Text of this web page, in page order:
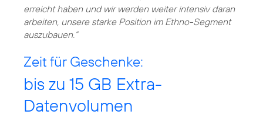
erreicht haben und wir werden weiter intensiv daran
arbeiten, unsere starke Position im Ethno-Segment
auszubauen.“
Zeit für Geschenke:
bis zu 15 GB Extra-
Datenvolumen